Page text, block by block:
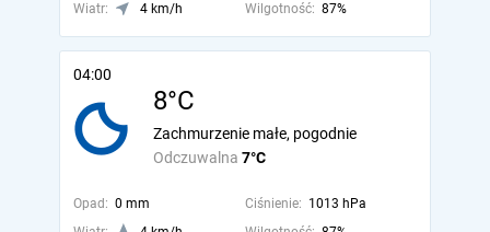
Wiatr:
4 km/h Wilgotność: 87%
04:00
8°C
Odczuwalna 7°C
Zachmurzenie małe, pogodnie
Opad: 0 mm Ciśnienie: 1013 hPa